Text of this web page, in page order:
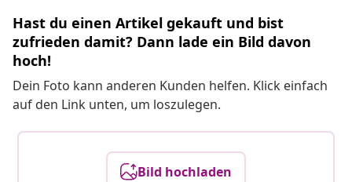
Hast du einen Artikel gekauft und bist
zufrieden damit? Dann lade ein Bild davon
hoch!
Dein Foto kann anderen Kunden helfen. Klick einfach
auf den Link unten, um loszulegen.
Bild hochladen